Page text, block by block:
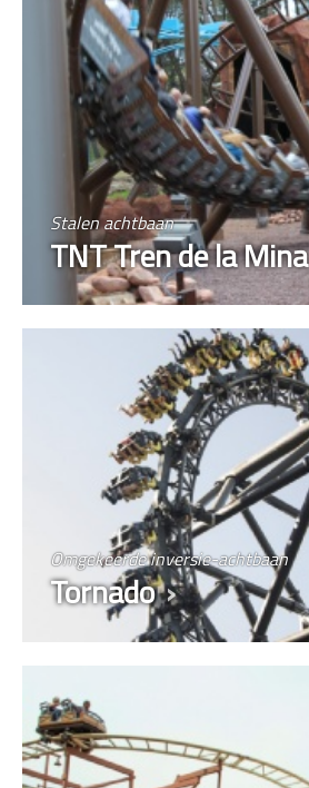
Stalen achtbaan
TNT Tren de la Mina
Omgekeerde inversie-achtbaan
Tornado